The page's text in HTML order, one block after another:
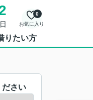
お気に入り
0
りたい方
ださい